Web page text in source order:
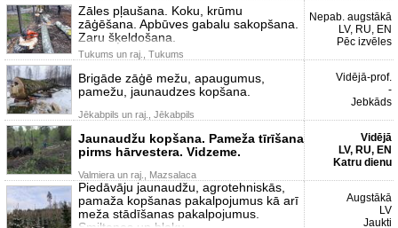
Zāles pļaušana. Koku, krūmu
zāģēšana. Apbūves gabalu sakopšana.
Zaru šķeldošana.
Tukums un raj., Tukums
Nepab. augstākā
LV, RU, EN
Pēc izvēles
Brigāde zāģē mežu, apaugumus,
pamežu, jaunaudzes kopšana.
Jēkabpils un raj., Jēkabpils
Vidējā-prof.
-
Jebkāds
Jaunaudžu kopšana. Pameža tīrīšana
pirms hārvestera. Vidzeme.
Valmiera un raj., Mazsalaca
Vidējā
LV, RU, EN
Katru dienu
Piedāvāju jaunaudžu, agrotehniskās,
pamaža kopšanas pakalpojumus kā arī
meža stādīšanas pakalpojumus.
Augstākā
LV
Jaukti